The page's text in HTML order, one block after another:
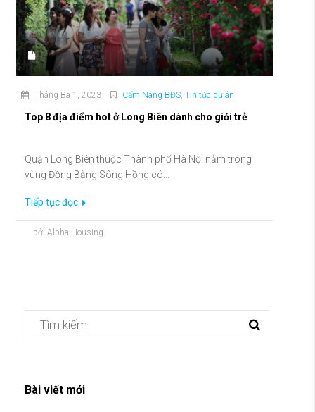
Tháng Ba 1, 2023 Cẩm Nang BĐS, Tin tức dự án
Top 8 địa điểm hot ở Long Biên dành cho giới trẻ
Quận Long Biên thuộc Thành phố Hà Nội nằm trong
vùng Đồng Bằng Sông Hồng có...
Tiếp tục đọc
bởi Alpha Housing
Bài viết mới